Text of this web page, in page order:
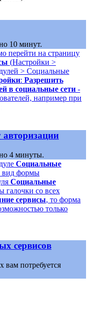
10 минут.
перейти на страницу
(Настройки >
> Социальные
: Разрешить
в социальные сети -
например при
авторизации
4 минуты.
Социальные
вид формы
Социальные
галочки со всех
сервисы, то форма
только
сервисов
вам потребуется